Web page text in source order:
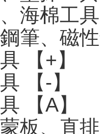
海棉工
筆、磁
【+】
【-】
【A】
板、直